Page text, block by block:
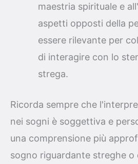
maestria spirituale e
aspetti opposti della
essere rilevante per
di interagire con lo
strega.
Ricorda sempre che
nei sogni è soggettiva e
una comprensione più
sogno riguardante streghe